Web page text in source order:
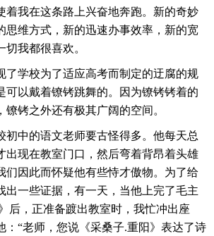
着我在这条路上兴奋地奔跑。新的奇妙
思维方式，新的迅速办事效率，新的宽
我都很喜欢。
学校为了适应高考而制定的迂腐的规
可以戴着镣铐跳舞的。因为镣铐铐着的
镣铐之外还有极其广阔的空间。
中的语文老师要古怪得多。他每天总
出现在教室门口，然后弯着背昂着头雄
们因此而怀疑他有些恃才傲物。为了给
出一些证据，有一天，当他上完了毛主
后，正准备踱出教室时，我忙冲出座
：“老师，您说《采桑子.重阳》表达了诗